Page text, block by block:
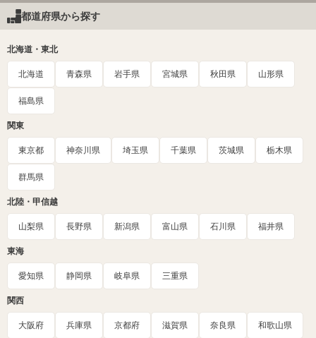
都道府県から探す
北海道・東北
北海道 青森県 岩手県 宮城県 秋田県 山形県
福島県
関東
東京都 神奈川県 埼玉県 千葉県 茨城県 栃木県
群馬県
北陸・甲信越
山梨県 長野県 新潟県 富山県 石川県 福井県
東海
愛知県 静岡県 岐阜県 三重県
関西
大阪府 兵庫県 京都府 滋賀県 奈良県 和歌山県